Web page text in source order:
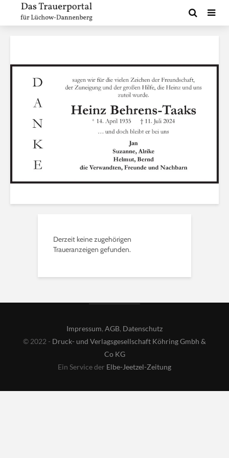
Derzeit keine zugehörigen
Traueranzeigen gefunden.
Impressum, AGB, Datenschutz
© 2022 - Druck- und Verlagsgesellschaft Köhring Gmbh &
Co KG
Ein Service der Elbe-Jeetzel-Zeitung